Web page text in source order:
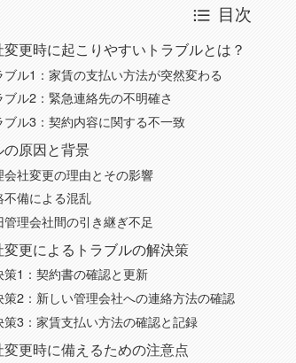
目次
更時に起こりやすいトラブルとは？
ブル1：家賃の支払い方法が突然変わる
ブル2：緊急連絡先の不明確さ
ブル3：契約内容に関する不一致
の原因と背景
会社変更の理由とその影響
不備による混乱
管理会社間の引き継ぎ不足
変更によるトラブルの解決策
策1：契約書の確認と更新
策2：新しい管理会社への連絡方法の確認
策3：家賃支払い方法の確認と記録
更時に備えるための注意点